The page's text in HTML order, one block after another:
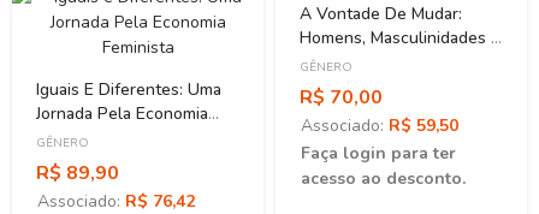
Iguais E Diferentes: Uma
Jornada Pela Economia
Feminista
GÊNERO
R$ 89,90
Associado: R$ 76,42
A Vontade De Mudar:
Homens, Masculinidades E
Amor
GÊNERO
R$ 70,00
Associado: R$ 59,50
Faça login para ter
acesso ao desconto.